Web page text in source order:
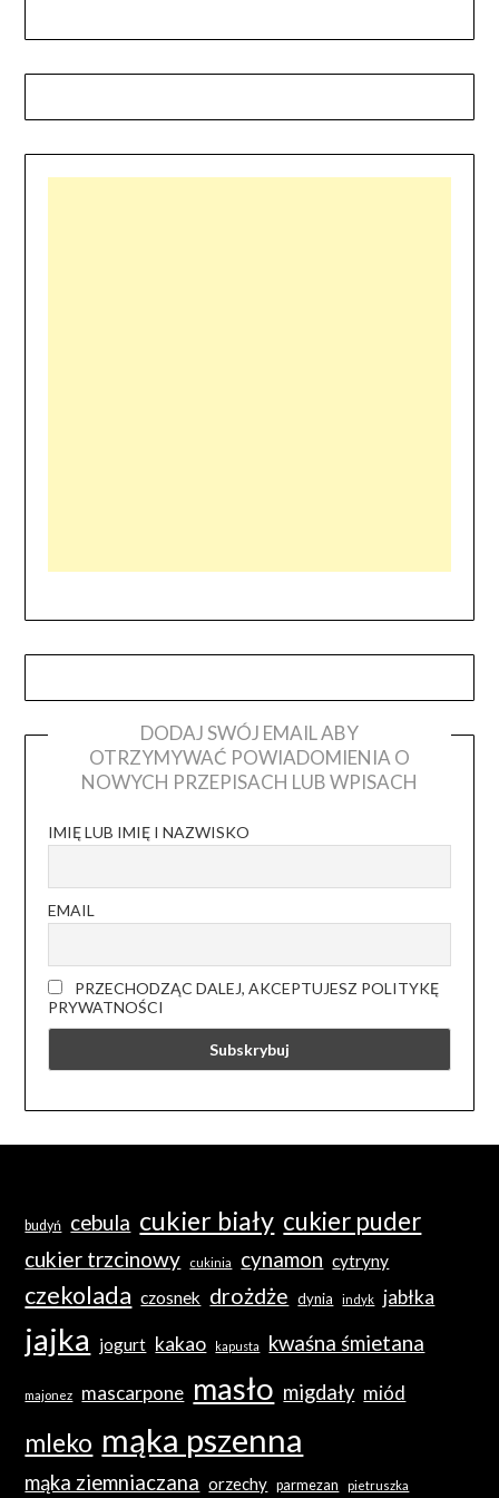
DODAJ SWÓJ EMAIL ABY
OTRZYMYWAĆ POWIADOMIENIA O
NOWYCH PRZEPISACH LUB WPISACH
IMIĘ LUB IMIĘ I NAZWISKO
EMAIL
PRZECHODZĄC DALEJ, AKCEPTUJESZ POLITYKĘ
PRYWATNOŚCI
budyń cebula cukier biały cukier puder
cukier trzcinowy cukinia cynamon cytryny
czekolada czosnek drożdże dynia indyk jabłka
jajka jogurt kakao kapusta kwaśna śmietana
majonez mascarpone masło migdały miód
mleko mąka pszenna
mąka ziemniaczana orzechy parmezan pietruszka